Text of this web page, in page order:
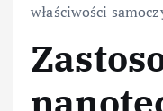
właściwości